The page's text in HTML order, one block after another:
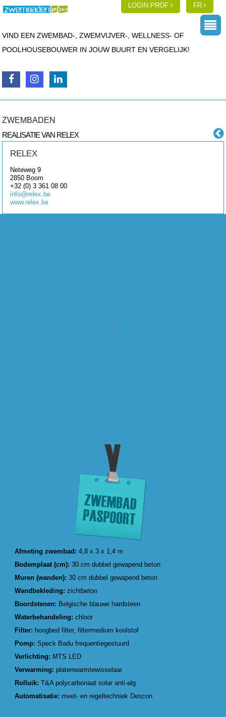
LOGIN PROF FR
VIND EEN ZWEMBAD-, ZWEMVIJVER-, WELLNESS- OF
POOLHOUSEBOUWER IN JOUW BUURT EN VERGELIJK!
ZWEMBADEN
REALISATIE VAN RELEX
RELEX
Neteweg 9
2850 Boom
+32 (0) 3 361 08 00
info@relex.be
www.relex.be
Afmeting zwembad: 4,8 x 3 x 1,4 m
Bodemplaat (cm): 30 cm dubbel gewapend beton
Muren (wanden): 30 cm dubbel gewapend beton
Wandbekleding:zichtbeton
Boordstenen: Belgische blauwe hardsteen
Waterbehandeling: chloor
Filter: hoogbed filter, filtermedium koolstof
Pomp:Speck Badu frequentiegestuurd
Verlichting: MTS LED
Verwarming:platenwarmtewisselaar
Rolluik:T&A polycarbonaat solar anti-alg
Automatisatie: meet- en regeltechniek Descon